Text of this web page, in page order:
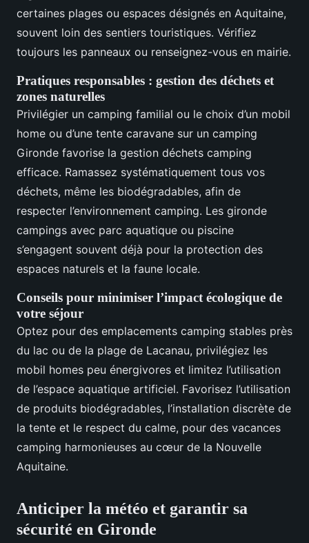
certaines plages ou espaces désignés en Aquitaine,
souvent loin des sentiers touristiques. Vérifiez
toujours les panneaux ou renseignez-vous en mairie.
Pratiques responsables : gestion des déchets et
zones naturelles
Privilégier un camping familial ou le choix d’un mobil
home ou d’une tente caravane sur un camping
Gironde favorise la gestion déchets camping
efficace. Ramassez systématiquement tous vos
déchets, même les biodégradables, afin de
respecter l’environnement camping. Les gironde
campings avec parc aquatique ou piscine
s’engagent souvent déjà pour la protection des
espaces naturels et la faune locale.
Conseils pour minimiser l’impact écologique de
votre séjour
Optez pour des emplacements camping stables près
du lac ou de la plage de Lacanau, privilégiez les
mobil homes peu énergivores et limitez l’utilisation
de l’espace aquatique artificiel. Favorisez l’utilisation
de produits biodégradables, l’installation discrète de
la tente et le respect du calme, pour des vacances
camping harmonieuses au cœur de la Nouvelle
Aquitaine.
Anticiper la météo et garantir sa
sécurité en Gironde